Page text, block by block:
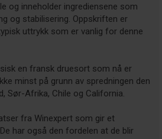
og inneholder ingrediensene som
og stabilisering. Oppskriften er
uttrykk som er vanlig for denne
en fransk druesort som nå er
minst på grunn av spredningen den
Sør-Afrika, Chile og California.
fra Winexpert som gir et
har også den fordelen at de blir